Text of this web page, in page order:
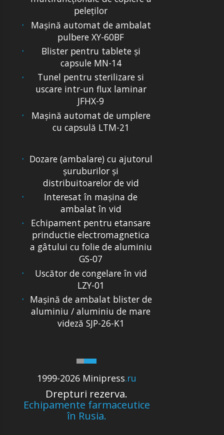
peleţilor
Mașină automat de ambalat
pulbere XY-60BF
Blister pentru tablete și
capsule MN-14
Tunel pentru sterilizare si
uscare intr-un flux laminar
JFHX-9
Mașină automat de umplere
cu capsulă LTM-21
1999-2026 Minipress.ru
Drepturi rezerva.
Echipamente farmaceutice
în Rusia.
Dozare (ambalare) cu ajutorul
șuruburilor și
distribuitoarelor de vid
Interesat în mașina de
ambalat în vid
Echipament pentru etansare
prinductie electromagnetica
a gâtului cu folie de aluminiu
GS-07
Uscător de congelare în vid
LZY-01
Mașină de ambalat blister de
aluminiu / aluminiu de mare
videză SJP-26-K1